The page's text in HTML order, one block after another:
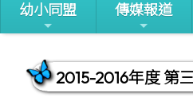
幼小同盟 傳媒報道
2015-2016年度 第